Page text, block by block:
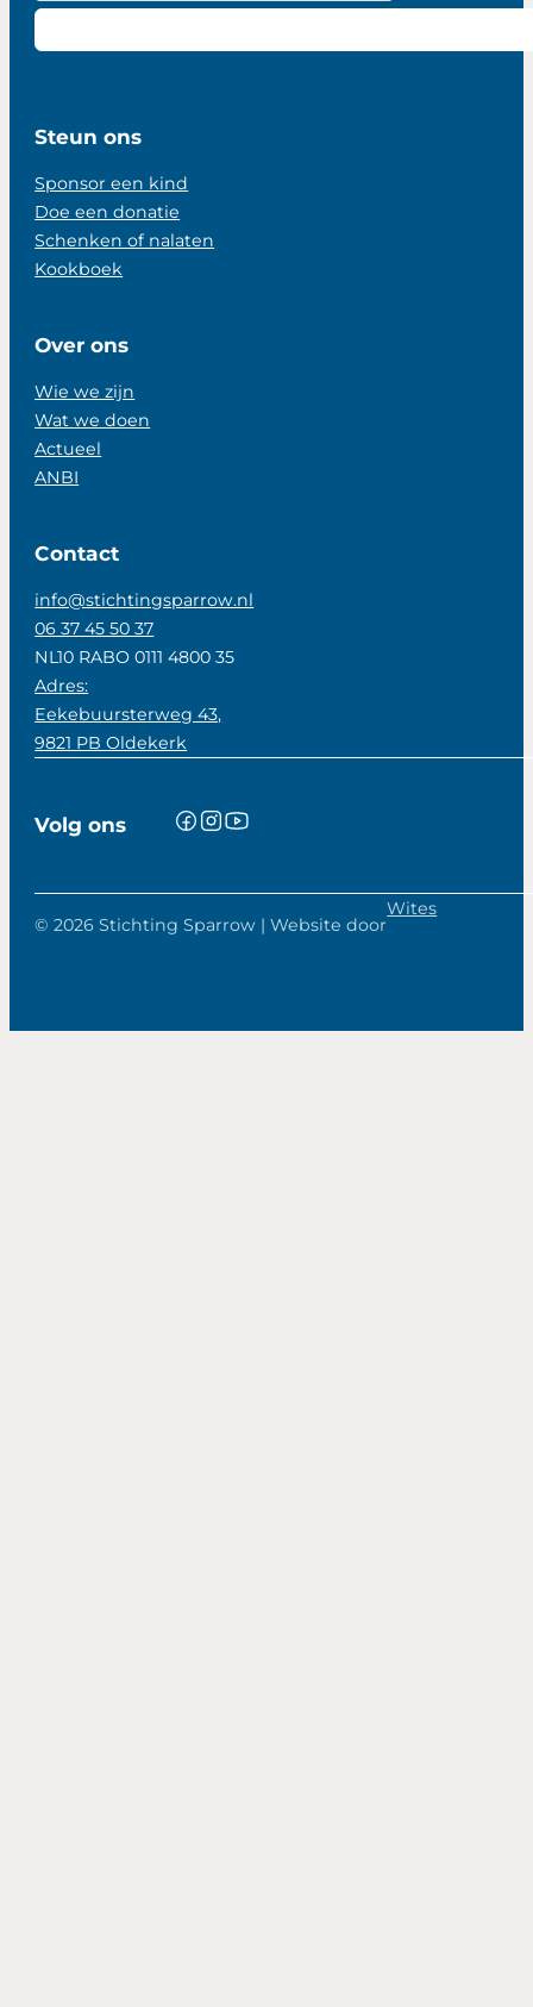
Steun ons
Sponsor een kind
Doe een donatie
Schenken of nalaten
Kookboek
Over ons
Wie we zijn
Wat we doen
Actueel
ANBI
Contact
info@stichtingsparrow.nl
06 37 45 50 37
NL10 RABO 0111 4800 35
Adres:
Eekebuursterweg 43,
9821 PB Oldekerk
Volg ons
© 2026 Stichting Sparrow | Website door
Wites